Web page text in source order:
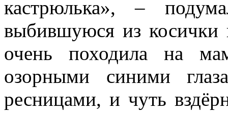
кастрюлька», –
выбившуюся из косички
очень походила на
озорными синими
ресницами, и чуть